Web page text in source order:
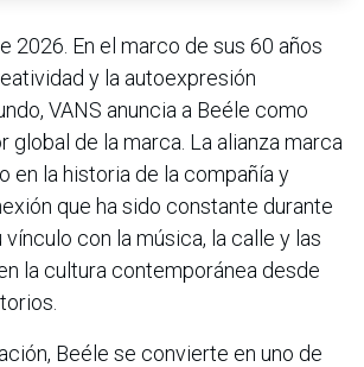
2026. En el marco de sus 60 años
y la autoexpresión
VANS anuncia a Beéle como
global de la marca. La alianza marca
en la historia de la compañía y
que ha sido constante durante
con la música, la calle y las
la cultura contemporánea desde
Beéle se convierte en uno de